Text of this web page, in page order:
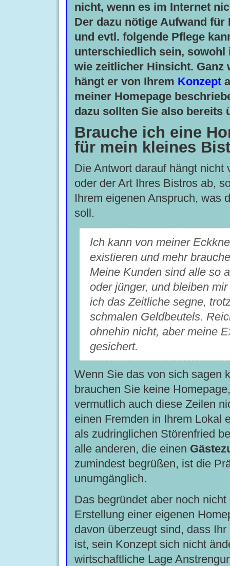
nicht, wenn es im Internet
Der dazu nötige Aufwand für
und evtl. folgende Pflege
unterschiedlich sein, sowohl
wie zeitlicher Hinsicht. Ganz
hängt er von Ihrem Konzept
meiner Homepage
dazu sollten Sie also bereits
Brauche ich eine
für mein kleines
Die Antwort darauf hängt nicht
oder der Art Ihres Bistros ab,
Ihrem eigenen Anspruch, was
soll.
Ich kann von meiner
existieren und mehr
Meine Kunden sind alle so
oder jünger, und bleiben
ich das Zeitliche segne,
schmalen Geldbeutels.
ohnehin nicht, aber meine
gesichert.
Wenn Sie das von sich sagen
brauchen Sie keine
vermutlich auch diese Zeilen
einen Fremden in Ihrem Lokal
als zudringlichen Störenfried
alle anderen, die einen
zumindest begrüßen, ist die
unumgänglich.
Das begründet aber noch
Erstellung einer eigenen
davon überzeugt sind, dass
ist, sein Konzept sich nicht
wirtschaftliche Lage